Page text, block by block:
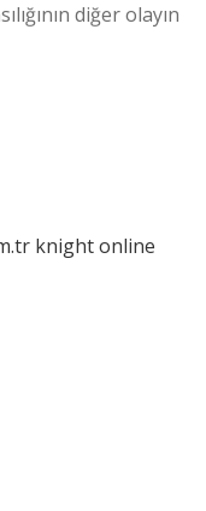
diğer olayın
knight online